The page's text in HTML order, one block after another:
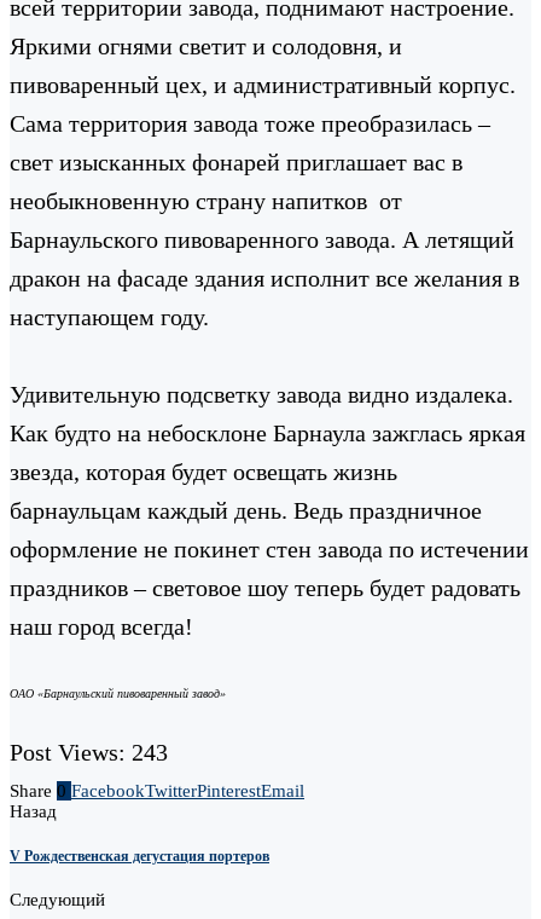
всей территории завода, поднимают настроение.
Яркими огнями светит и солодовня, и
пивоваренный цех, и административный корпус.
Сама территория завода тоже преобразилась –
свет изысканных фонарей приглашает вас в
необыкновенную страну напитков от
Барнаульского пивоваренного завода. А летящий
дракон на фасаде здания исполнит все желания в
наступающем году.
Удивительную подсветку завода видно издалека.
Как будто на небосклоне Барнаула зажглась яркая
звезда, которая будет освещать жизнь
барнаульцам каждый день. Ведь праздничное
оформление не покинет стен завода по истечении
праздников – световое шоу теперь будет радовать
наш город всегда!
ОАО «Барнаульский пивоваренный завод»
Post Views: 243
Share 0 FacebookTwitterPinterestEmail
Назад
V Рождественская дегустация портеров
Следующий